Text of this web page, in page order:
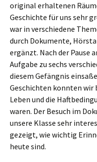
original erhaltenen
Geschichte für uns sehr
war in verschiedene
durch Dokumente,
ergänzt. Nach der Pause
Aufgabe zu sechs
diesem Gefängnis
Geschichten konnten wir
Leben und die
waren. Der Besuch im
unsere Klasse sehr
gezeigt, wie wichtig
heute sind.